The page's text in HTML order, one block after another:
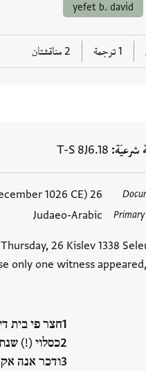
yefet b. david
1 ترجمة 2 مناقشتان
شرعيّة T-S 8J6.18
26 Kislev 1338 Seleucid (8 December 1026 CE)
Judaeo-Arabic
26 Kislev 1338
only one witness
חצר פי בית
כסלוי (!)
ודכר אנה